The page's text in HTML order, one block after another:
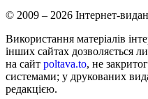
© 2009 – 2026 Інтернет-
Використання матеріалів
інших сайтах дозволяється
на сайт poltava.to, не
системами; у друкованих
редакцією.